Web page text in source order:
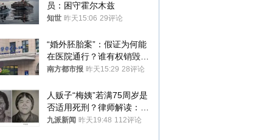
员：困守霍尔木兹
知世 昨天15:06 29评论
“婚外胚胎案”：假证为何能
在医院通行？谁有权销毁胚
胎？
南方都市报 昨天15:29 28评论
人贩子“梅姨”若满75周岁是
否适用死刑？律师解读：很
大概率不会被判处死刑
九派新闻 昨天19:48 112评论